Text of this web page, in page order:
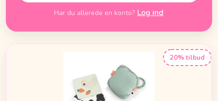
Har du allerede en konto? Log ind
20% tilbud